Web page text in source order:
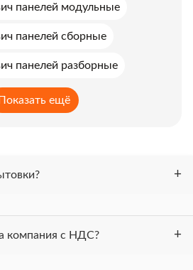
панелей модульные
панелей сборные
панелей разборные
Показать ещё
стены). На полу постелен
компания с НДС?